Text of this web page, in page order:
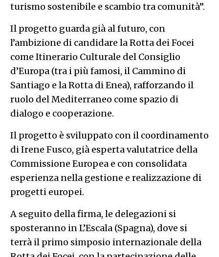
turismo sostenibile e scambio tra comunità”.
Il progetto guarda già al futuro, con
l’ambizione di candidare la Rotta dei Focei
come Itinerario Culturale del Consiglio
d’Europa (tra i più famosi, il Cammino di
Santiago e la Rotta di Enea), rafforzando il
ruolo del Mediterraneo come spazio di
dialogo e cooperazione.
Il progetto è sviluppato con il coordinamento
di Irene Fusco, già esperta valutatrice della
Commissione Europea e con consolidata
esperienza nella gestione e realizzazione di
progetti europei.
A seguito della firma, le delegazioni si
sposteranno in L’Escala (Spagna), dove si
terrà il primo simposio internazionale della